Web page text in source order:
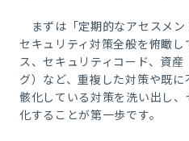
まずは「定期的なアセスメン
セキュリティ対策全般を俯瞰
ス、セキュリティコード、資産
グ）など、重複した対策や既
骸化している対策を洗い出し
化することが第一歩です。